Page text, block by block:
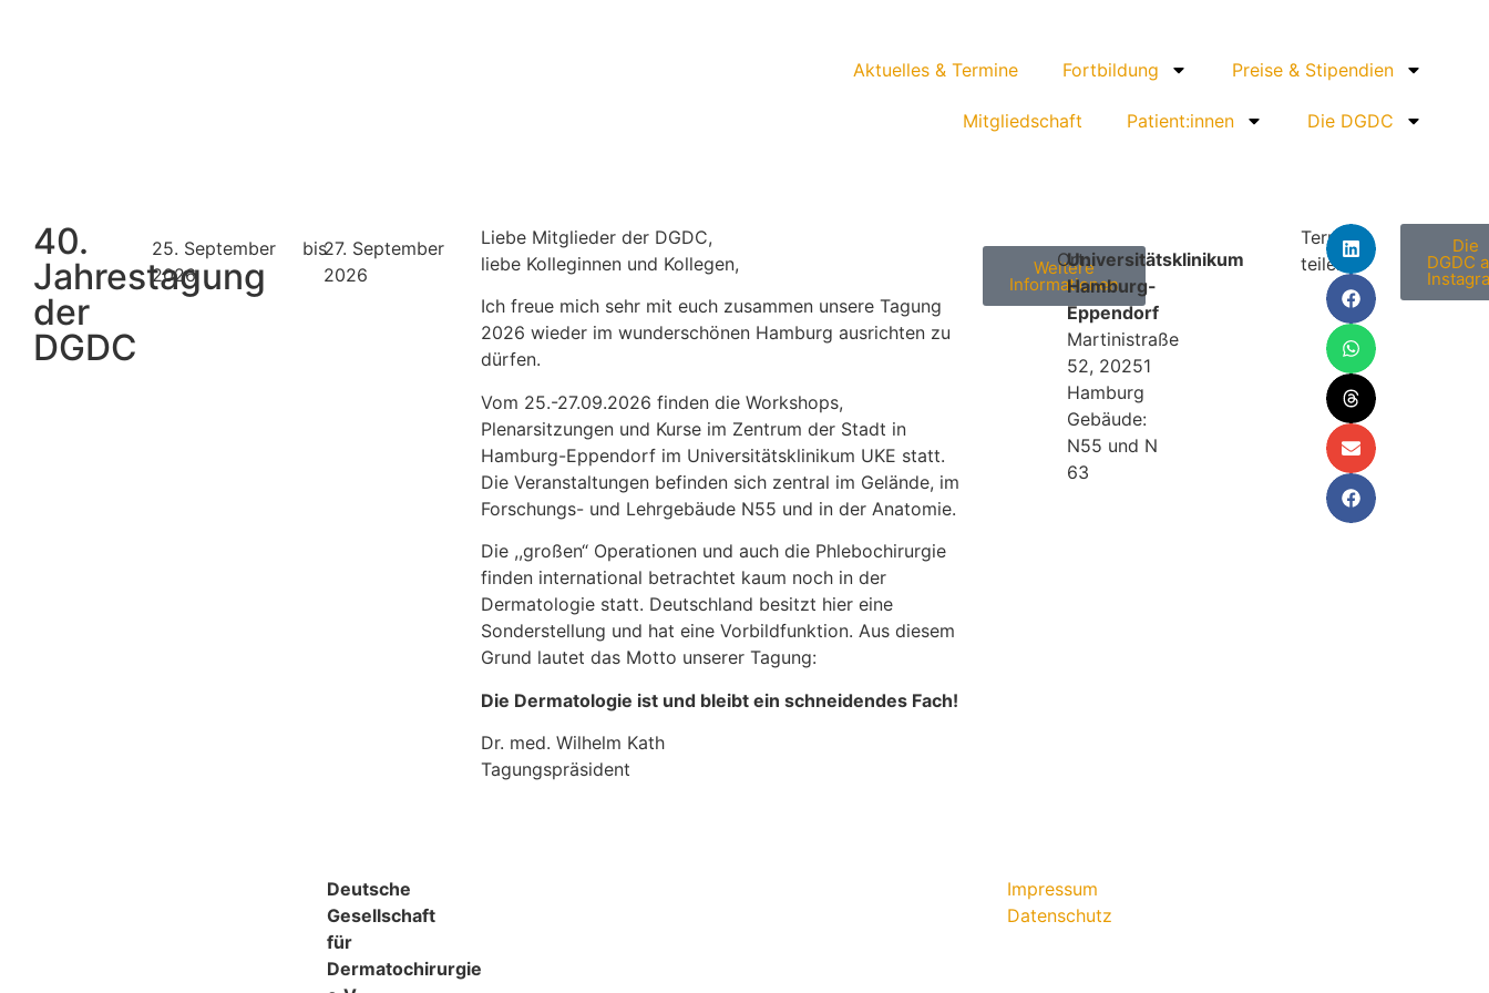
Aktuelles & Termine Fortbildung Preise & Stipendien
Mitgliedschaft Patient:innen Die DGDC
40.
Jahrestagung
der
DGDC
25. September
2026
bis27. September
2026
Liebe Mitglieder der DGDC,
liebe Kolleginnen und Kollegen,
Ich freue mich sehr mit euch zusammen unsere Tagung
2026 wieder im wunderschönen Hamburg ausrichten zu
dürfen.
Vom 25.-27.09.2026 finden die Workshops,
Plenarsitzungen und Kurse im Zentrum der Stadt in
Hamburg-Eppendorf im Universitätsklinikum UKE statt.
Die Veranstaltungen befinden sich zentral im Gelände, im
Forschungs- und Lehrgebäude N55 und in der Anatomie.
Die ,,großen“ Operationen und auch die Phlebochirurgie
finden international betrachtet kaum noch in der
Dermatologie statt. Deutschland besitzt hier eine
Sonderstellung und hat eine Vorbildfunktion. Aus diesem
Grund lautet das Motto unserer Tagung:
Die Dermatologie ist und bleibt ein schneidendes Fach!
Dr. med. Wilhelm Kath
Tagungspräsident
Weitere
Informationen
Ort:
Universitätsklinikum
Hamburg-
Eppendorf
Martinistraße
52, 20251
Hamburg
Gebäude:
N55 und N
63
Termin
teilen:
Die
DGDC
Deutsche
Gesellschaft
für
Dermatochirurgie
Impressum
Datenschutz